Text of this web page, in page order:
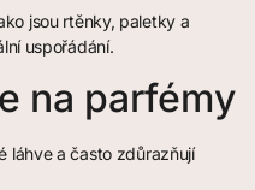
jsou rtěnky, paletky a
uspořádání.
na parfémy
láhve a často zdůrazňují